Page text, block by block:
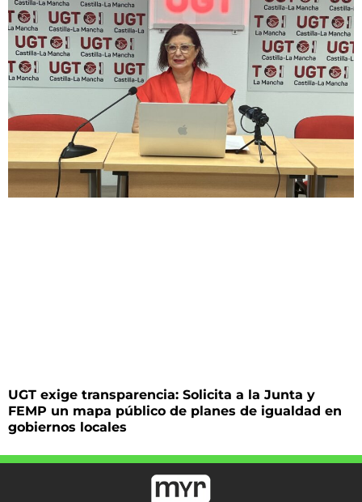
UGT exige transparencia: Solicita a la Junta y
FEMP un mapa público de planes de igualdad en
gobiernos locales